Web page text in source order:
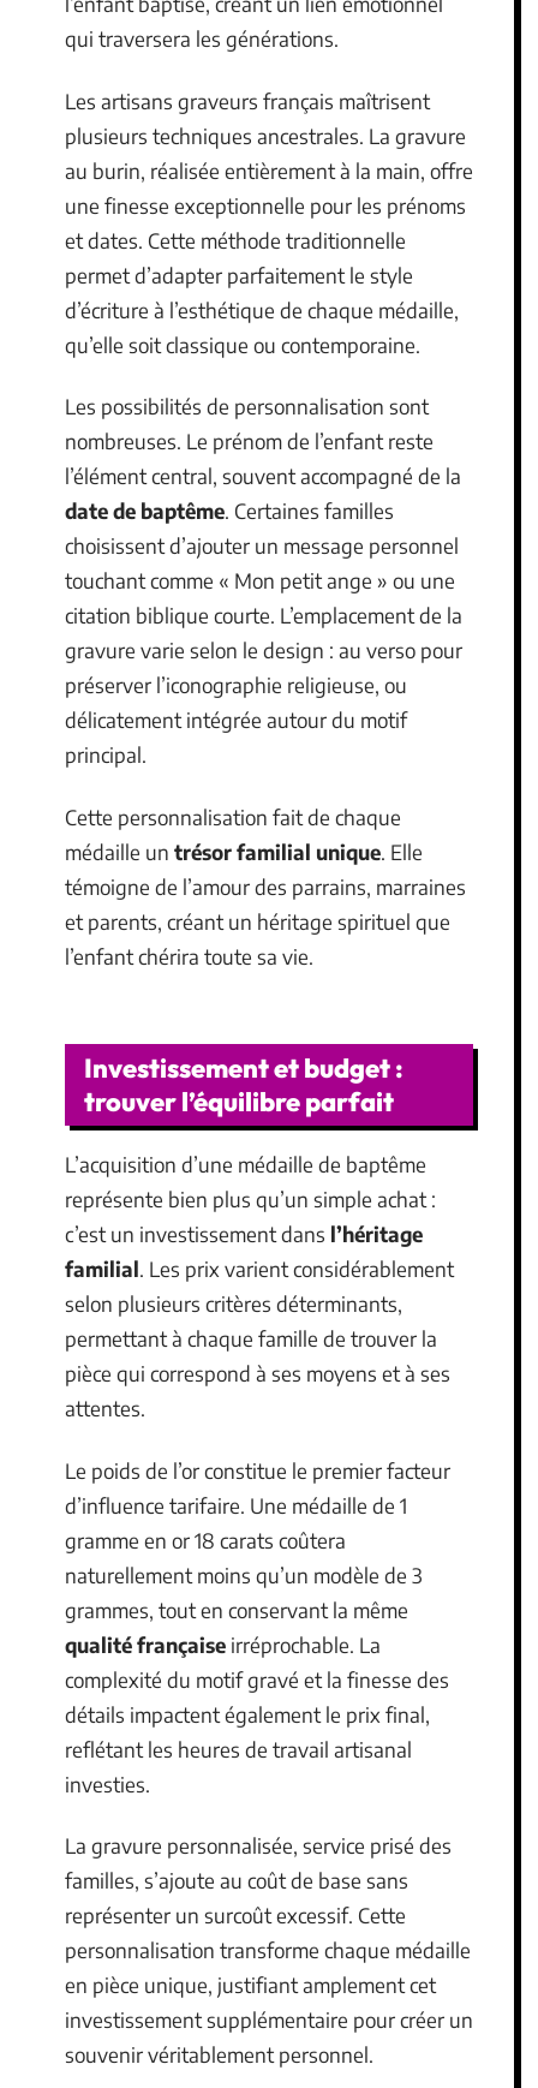
qui traversera les générations.
Les artisans graveurs français maîtrisent
plusieurs techniques ancestrales. La gravure
au burin, réalisée entièrement à la main, offre
une finesse exceptionnelle pour les prénoms
et dates. Cette méthode traditionnelle
permet d’adapter parfaitement le style
d’écriture à l’esthétique de chaque médaille,
qu’elle soit classique ou contemporaine.
Les possibilités de personnalisation sont
nombreuses. Le prénom de l’enfant reste
l’élément central, souvent accompagné de la
date de baptême. Certaines familles
choisissent d’ajouter un message personnel
touchant comme « Mon petit ange » ou une
citation biblique courte. L’emplacement de la
gravure varie selon le design : au verso pour
préserver l’iconographie religieuse, ou
délicatement intégrée autour du motif
principal.
Cette personnalisation fait de chaque
médaille un trésor familial unique. Elle
témoigne de l’amour des parrains, marraines
et parents, créant un héritage spirituel que
l’enfant chérira toute sa vie.
Investissement et budget :
trouver l’équilibre parfait
L’acquisition d’une médaille de baptême
représente bien plus qu’un simple achat :
c’est un investissement dans l’héritage
familial. Les prix varient considérablement
selon plusieurs critères déterminants,
permettant à chaque famille de trouver la
pièce qui correspond à ses moyens et à ses
attentes.
Le poids de l’or constitue le premier facteur
d’influence tarifaire. Une médaille de 1
gramme en or 18 carats coûtera
naturellement moins qu’un modèle de 3
grammes, tout en conservant la même
qualité française irréprochable. La
complexité du motif gravé et la finesse des
détails impactent également le prix final,
reflétant les heures de travail artisanal
investies.
La gravure personnalisée, service prisé des
familles, s’ajoute au coût de base sans
représenter un surcoût excessif. Cette
personnalisation transforme chaque médaille
en pièce unique, justifiant amplement cet
investissement supplémentaire pour créer un
souvenir véritablement personnel.